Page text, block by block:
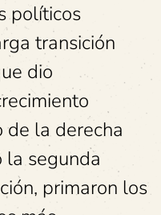
políticos
transición
dio
de la derecha
la segunda
primaron los